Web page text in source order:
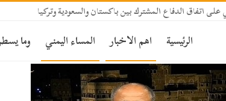
على اتفاق الدفاع المشترك بين باكستان والسعودية وتركيا
الرئيسية اهم الاخبار المساء اليمني وما